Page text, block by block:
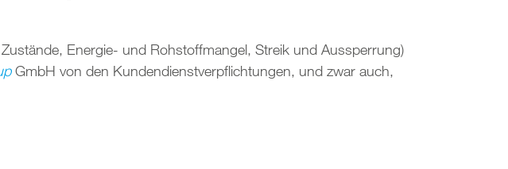
Energie- und Rohstoffmangel, Streik und Aussperrung)
GmbH von den Kundendienstverpflichtungen, und zwar auch,